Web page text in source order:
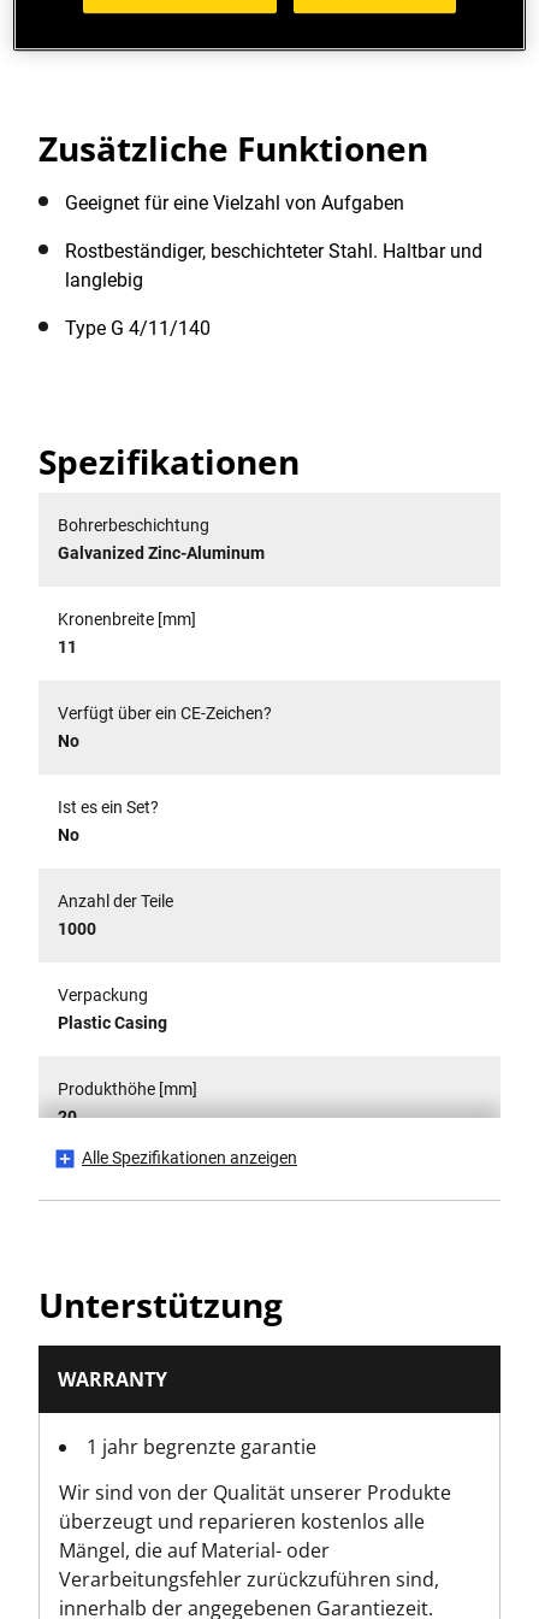
Weitere Funktionen anzeigen
Zusätzliche Funktionen
Geeignet für eine Vielzahl von Aufgaben
Rostbeständiger, beschichteter Stahl. Haltbar und
langlebig
Type G 4/11/140
Spezifikationen
Bohrerbeschichtung
Galvanized Zinc-Aluminum
Kronenbreite [mm]
11
Verfügt über ein CE-Zeichen?
No
Ist es ein Set?
No
Anzahl der Teile
1000
Verpackung
Plastic Casing
Produkthöhe [mm]
20
0
Produktbreite [mm]
Sockelgröße [mm]
6
Alle Spezifikationen anzeigen
Unterstützung
WARRANTY
1 jahr begrenzte garantie
Wir sind von der Qualität unserer Produkte
überzeugt und reparieren kostenlos alle
Mängel, die auf Material- oder
Verarbeitungsfehler zurückzuführen sind,
innerhalb der angegebenen Garantiezeit.